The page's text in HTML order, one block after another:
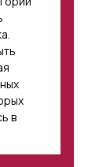
в